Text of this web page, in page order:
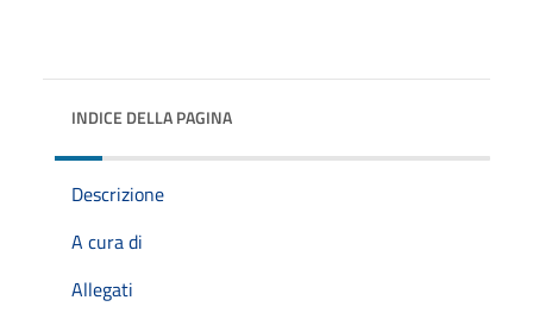
INDICE DELLA PAGINA
Descrizione
A cura di
Allegati